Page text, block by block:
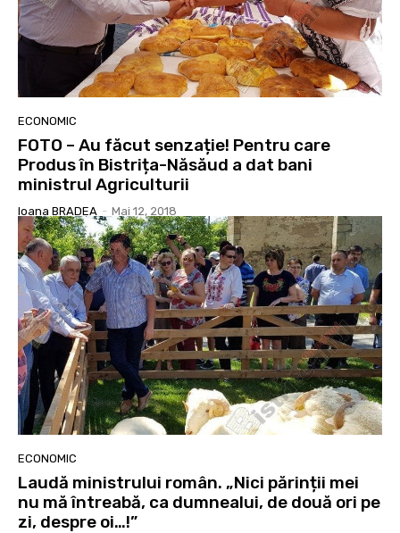
ECONOMIC
FOTO – Au făcut senzație! Pentru care
Produs în Bistrița-Năsăud a dat bani
ministrul Agriculturii
Ioana BRADEA - Mai 12, 2018
ECONOMIC
Laudă ministrului român. „Nici părinții mei
nu mă întreabă, ca dumnealui, de două ori pe
zi, despre oi…!”